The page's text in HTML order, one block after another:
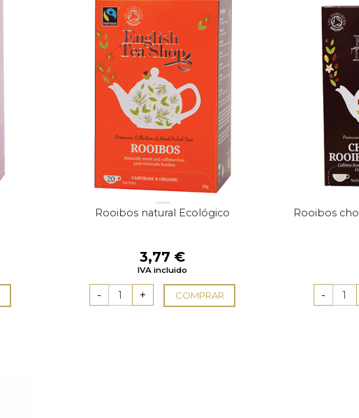
Rooibos natural Ecológico
3,77 €
IVA incluido
COMPRAR
Rooibos